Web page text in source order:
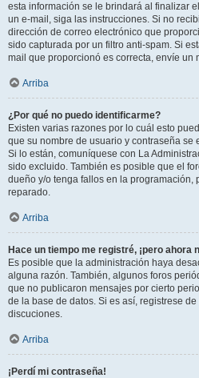
esta información se le brindará al finalizar
un e-mail, siga las instrucciones. Si no
dirección de correo electrónico que
sido capturada por un filtro anti-spam. Si
mail que proporcionó es correcta, envíe un
Arriba
¿Por qué no puedo identificarme?
Existen varias razones por lo cuál esto
que su nombre de usuario y contraseña se
Si lo están, comuníquese con La
sido excluido. También es posible que el
dueño y/o tenga fallos en la programación,
reparado.
Arriba
Hace un tiempo me registré, ¡pero ahora
Es posible que la administración haya
alguna razón. También, algunos foros
que no publicaron mensajes por cierto
de la base de datos. Si es así, registrese
discuciones.
Arriba
¡Perdí mi contraseña!